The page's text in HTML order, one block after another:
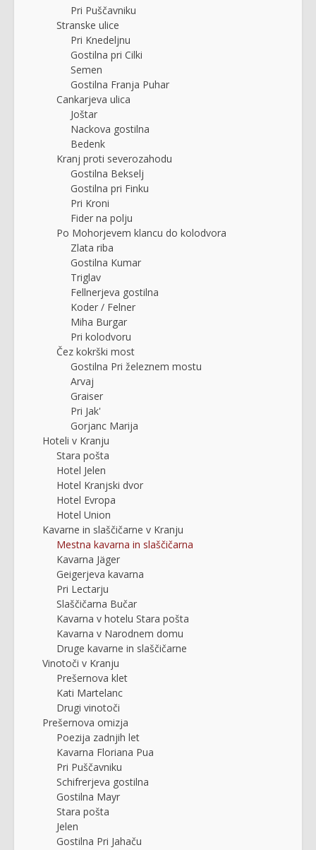
Pri Puščavniku
Stranske ulice
Pri Knedeljnu
Gostilna pri Cilki
Semen
Gostilna Franja Puhar
Cankarjeva ulica
Joštar
Nackova gostilna
Bedenk
Kranj proti severozahodu
Gostilna Bekselj
Gostilna pri Finku
Pri Kroni
Fider na polju
Po Mohorjevem klancu do kolodvora
Zlata riba
Gostilna Kumar
Triglav
Fellnerjeva gostilna
Koder / Felner
Miha Burgar
Pri kolodvoru
Čez kokrški most
Gostilna Pri železnem mostu
Arvaj
Graiser
Pri Jak'
Gorjanc Marija
Hoteli v Kranju
Stara pošta
Hotel Jelen
Hotel Kranjski dvor
Hotel Evropa
Hotel Union
Kavarne in slaščičarne v Kranju
Mestna kavarna in slaščičarna
Kavarna Jäger
Geigerjeva kavarna
Pri Lectarju
Slaščičarna Bučar
Kavarna v hotelu Stara pošta
Kavarna v Narodnem domu
Druge kavarne in slaščičarne
Vinotoči v Kranju
Prešernova klet
Kati Martelanc
Drugi vinotoči
Prešernova omizja
Poezija zadnjih let
Kavarna Floriana Pua
Pri Puščavniku
Schifrerjeva gostilna
Gostilna Mayr
Stara pošta
Jelen
Gostilna Pri Jahaču